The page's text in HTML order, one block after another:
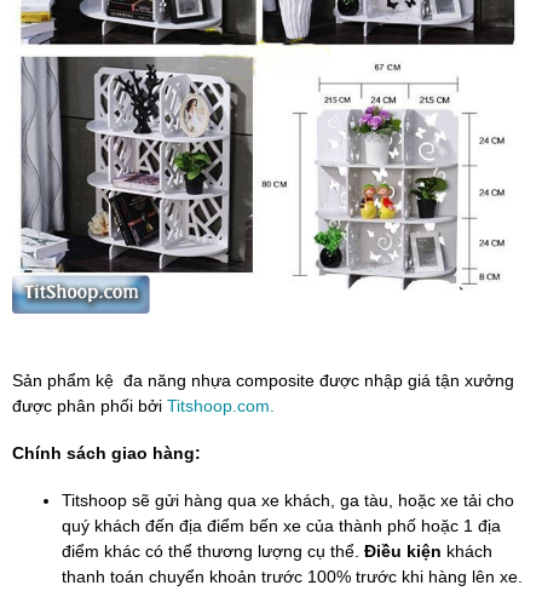
Sản phẩm kệ đa năng nhựa composite được nhập giá tận xưởng
được phân phối bởi Titshoop.com.
Chính sách giao hàng:
Titshoop sẽ gửi hàng qua xe khách, ga tàu, hoặc xe tải cho
quý khách đến địa điểm bến xe của thành phố hoặc 1 địa
điểm khác có thể thương lượng cụ thể.Điều kiện khách
thanh toán chuyển khoản trước 100% trước khi hàng lên xe.